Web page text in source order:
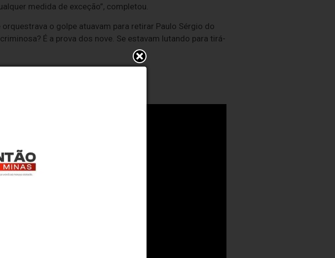
medida de exceção”, completou.
o golpe atuavam para retirar Paulo Sérgio do
É a prova dos nove. Se estavam lutando para tirá-
é manifestamente inocente”.